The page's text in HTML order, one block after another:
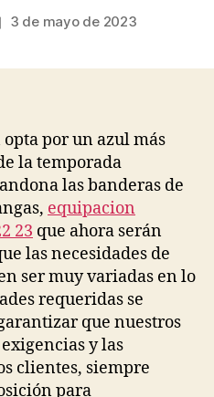
3 de mayo de 2023
por un azul más
la temporada
las banderas de
equipacion
23 que ahora serán
las necesidades de
ser muy variadas en lo
requeridas se
que nuestros
y las
clientes, siempre
para